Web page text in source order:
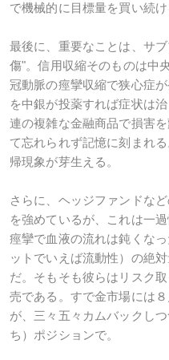
で機械的に目標量を買い続け
最後に、重要なことは、サ
傷"。信用収縮そのものは中
冠動脈の痙攣収縮で狭心症
を中銀が投薬すれば症状は
連の複雑な金融商品で損害
て忘れられず記憶に刻まれ
帰現象が芽生える。
さらに、ヘッジファンドな
を強めているが、これは一
痙攣で血液の流れは鈍くな
ットでいえば流動性）の絶
だ。そもそも彼らはリスク
売である。すで金市場には
が、三々五々カムバックし
ち）ポジションで。